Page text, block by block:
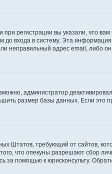
регистрации вы указали, что
входа в систему. Эта
неправильный адрес email, либо
администратор
размер базы данных. Если это
Штатов, требующий от сайтов,
что опекуны разрешают сбор
помощью к юрисконсульту.